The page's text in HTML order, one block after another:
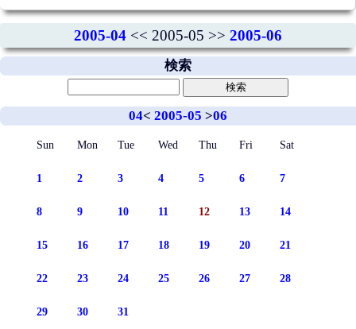
2005-04 << 2005-05 >> 2005-06
検索
04< 2005-05 >06
Sun Mon Tue Wed Thu Fri Sat
1 2 3 4 5 6 7
8 9 10 11 12 13 14
15 16 17 18 19 20 21
22 23 24 25 26 27 28
29 30 31